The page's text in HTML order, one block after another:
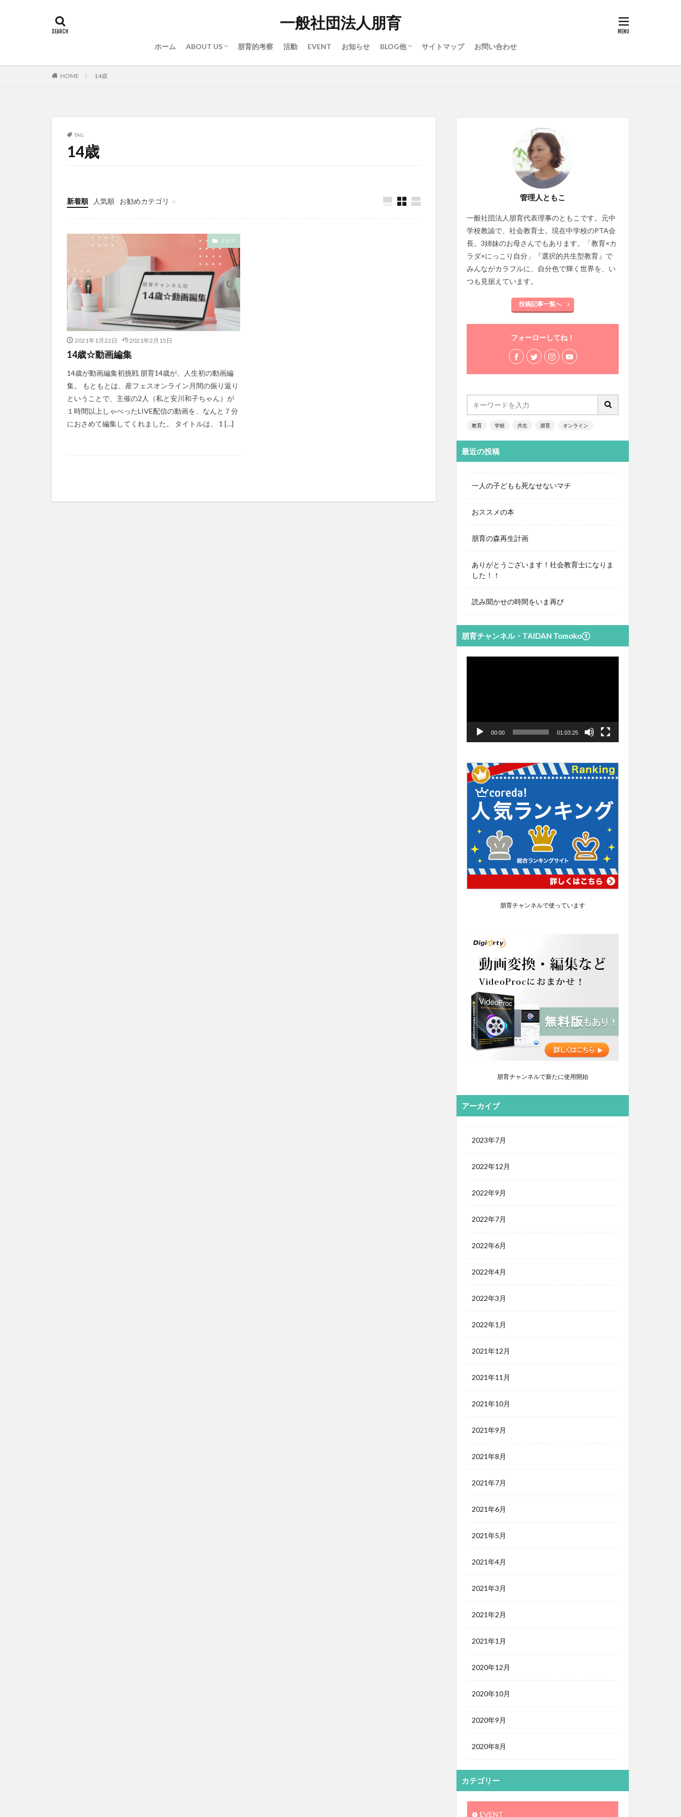
一般社団法人朋育
ホーム ABOUT US
プロフィール
プライバシーポリシー
朋育的考察 活動 EVENT お知らせ BLOG他
ブログ
雑記
サイトマップ お問い合わせ
HOME 14歳
TAG
14歳
新着順 人気順
お勧めカテゴリ
未分類
ブログ
2021年1月22日 2021年2月15日
14歳☆動画編集
14歳が動画編集初挑戦 朋育14歳が、人生初の動画編
集。 もともとは、産フェスオンライン月間の振り返り
ということで、主催の2人（私と安川和子ちゃん）が
１時間以上しゃべったLIVE配信の動画を、なんと７分
におさめて編集してくれました。 タイトルは、 1 […]
管理人ともこ
一般社団法人朋育代表理事のともこです。元中
学校教諭で、社会教育士。現在中学校のPTA会
長。3姉妹のお母さんでもあります。「教育×カ
ラダ×にっこり自分」『選択的共生型教育』で
みんながカラフルに、自分色で輝く世界を、い
つも見据えています。
投稿記事一覧へ
フォーローしてね！
教育 学校 共生 朋育 オンライン
最近の投稿
一人の子どもも死なせないマチ
おススメの本
朋育の森再生計画
ありがとうございます！社会教育士になりま
した！！
読み聞かせの時間をいま再び
朋育チャンネル・TAIDAN Tomoko①
動
00:00 01:03:25
朋育チャンネルで使っています
朋育チャンネルで新たに使用開始
アーカイブ
2023年7月
2022年12月
2022年9月
2022年7月
2022年6月
2022年4月
2022年3月
2022年1月
2021年12月
2021年11月
2021年10月
2021年9月
2021年8月
2021年7月
2021年6月
2021年5月
2021年4月
2021年3月
2021年2月
2021年1月
2020年12月
2020年10月
2020年9月
2020年8月
カテゴリー
EVENT